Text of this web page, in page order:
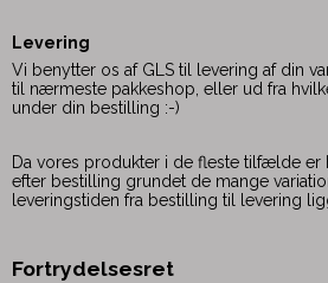
Levering
Vi benytter os af GLS til levering af din
til nærmeste pakkeshop, eller ud fra
under din bestilling :-)
Da vores produkter i de fleste tilfælde er
efter bestilling grundet de mange
leveringstiden fra bestilling til levering
Fortrydelsesret